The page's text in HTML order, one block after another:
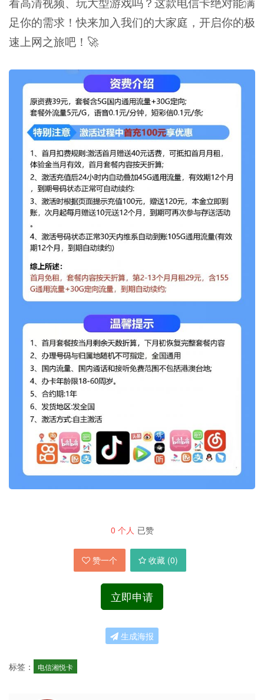
足你的需求！快来加入我们的大家庭，开启你的极
速上网之旅吧！🚀
0 个人 已赞
赞一个 收藏 (0)
立即申请
生成海报
标签： 电信湘悦卡